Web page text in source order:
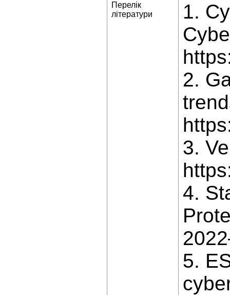
Перелік
літератури
1.
2.
3.
4.
5.